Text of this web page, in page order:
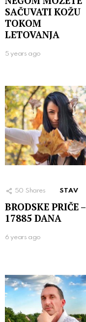
SAČUVATI KOŽU
TOKOM
LETOVANJA
5 years ago
50 Shares STAV
BRODSKE PRIČE –
17885 DANA
6 years ago